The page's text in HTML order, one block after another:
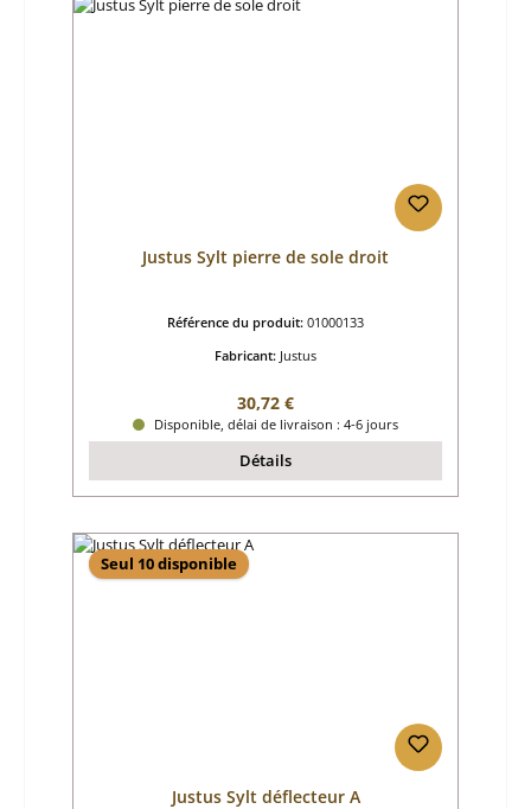
Justus Sylt pierre de sole droit
Référence du produit: 01000133
Fabricant: Justus
Prix régulier :
30,72 €
Disponible, délai de livraison : 4-6 jours
Détails
Seul 10 disponible
Justus Sylt déflecteur A